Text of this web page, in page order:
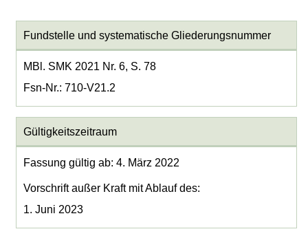
Fundstelle und systematische Gliederungsnummer
MBl. SMK 2021 Nr. 6, S. 78
Fsn-Nr.: 710-V21.2
Gültigkeitszeitraum
Fassung gültig ab: 4. März 2022
Vorschrift außer Kraft mit Ablauf des:
1. Juni 2023